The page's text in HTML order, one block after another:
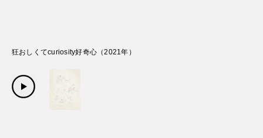
狂おしくてcuriosity好奇心 （2021年）